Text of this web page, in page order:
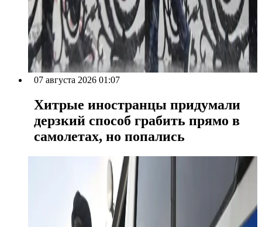
07 августа 2026 01:07
Хитрые иностранцы придумали
дерзкий способ грабить прямо в
самолетах, но попались